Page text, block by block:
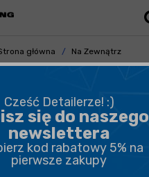
główna
Na Zewnątrz
Mycie i Osuszanie
Szampony
Cześć Detailerze! :)
się do naszego
newslettera
kod rabatowy 5% na
pierwsze zakupy